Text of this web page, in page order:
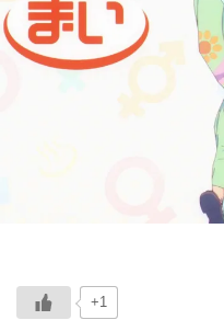
+1